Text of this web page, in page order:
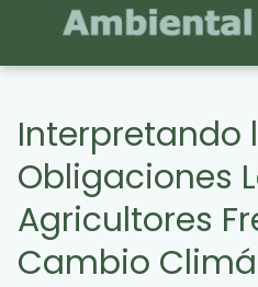
Interpretando
Obligaciones
Agricultores
Cambio